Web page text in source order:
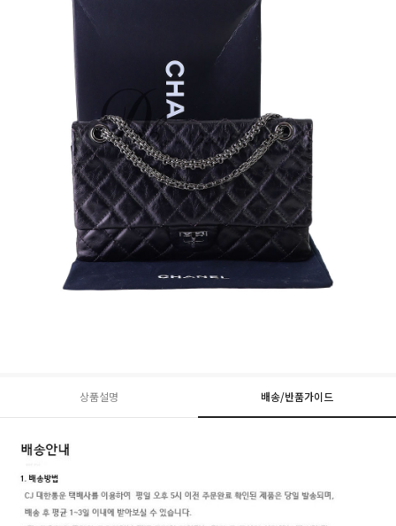
상품설명 배송/반품가이드